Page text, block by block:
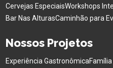
Cervejas EspeciaisWorkshops
Bar Nas AlturasCaminhão para
Nossos Projetos
Experiência Gastronômica